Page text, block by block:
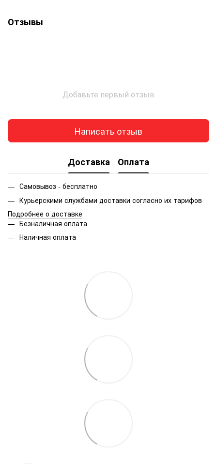
Отзывы
Добавьте первый отзыв
Написать отзыв
Доставка Оплата
Самовывоз - бесплатно
Курьерскими службами доставки согласно их тарифов
Подробнее о доставке
Безналичная оплата
Наличная оплата